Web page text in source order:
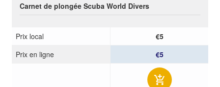
Carnet de plongée Scuba World Divers
Prix ​​local
€5
Prix ​​en ligne
€5